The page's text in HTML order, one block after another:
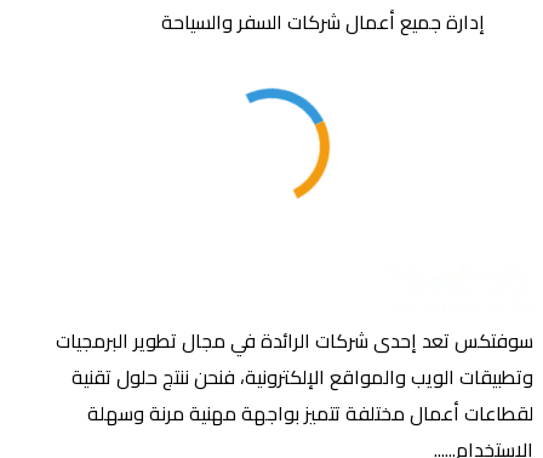
إدارة جميع أعمال شركات السفر والسياحة
سوفتكس تعد إحدى شركات الرائدة في مجال تطوير البرمجيات
وتطبيقات الويب والمواقع الإلكترونية، فنحن ننتج حلول تقنية
لقطاعات أعمال مختلفة تتميز بواجهة مهنية مرنة وسهلة
الاستخدام......